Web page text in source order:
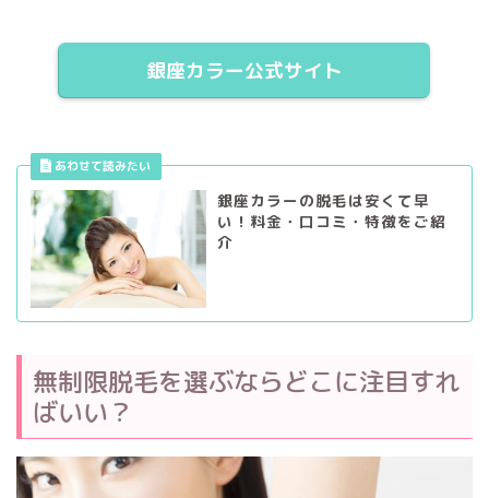
銀座カラー公式サイト
銀座カラーの脱毛は安くて早
い！料金・口コミ・特徴をご紹
介
無制限脱毛を選ぶならどこに注目すれ
ばいい？